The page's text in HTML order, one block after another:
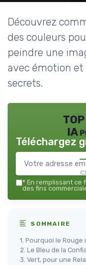
Découvrez
des couleurs
peindre une
avec émotion et
secrets.
IA
Téléchargez
* En remplissant ce
des fins
SOMMAIRE
1. Pourquoi le
2. Le Bleu de la
3. Vert, pour une